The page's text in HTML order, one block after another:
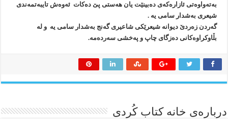
بەتەواوەتی ئازارەكەی دەبینێت یان هەستی پێ دەكات ئەوەش تایبەتمەندی
شیعری بەشدار سامی یە .
گەردن زەردێ دیوانە شیعرێكی شاعیری گەنج بەشدار سامی یە و لە
بڵاوكراوەكانی دەزگای چاپ و پەخشی سەردەمە.
درباره‌ی خانه کتاب کُردی